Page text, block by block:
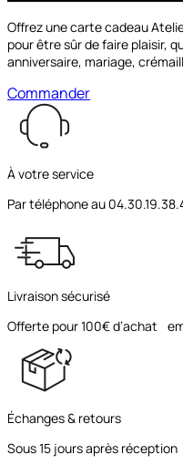
Offrez une carte cadeau
pour être sûr de faire plaisir,
anniversaire, mariage,
Commander
À votre service
Par téléphone au
Livraison sécurisé
Offerte pour 100€ d’achat
Échanges & retours
Sous 15 jours après réception